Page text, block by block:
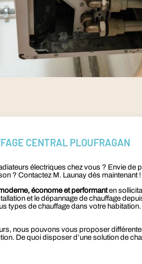
CENTRAL PLOUFRAGAN
électriques chez vous ? Envie de
? Contactez M. Launay dès maintenant !
économe et performanten
et le dépannage de chauffage
types de chauffage dans votre habitation.
nous pouvons vous proposer
De quoi disposer d’une solution de